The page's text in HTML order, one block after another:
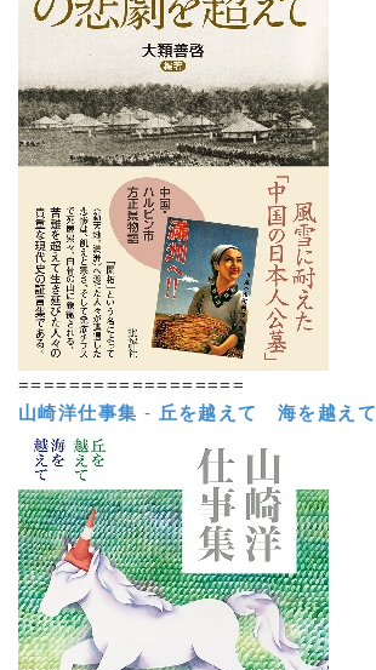
==================
山崎洋仕事集 - 丘を越えて 海を越えて